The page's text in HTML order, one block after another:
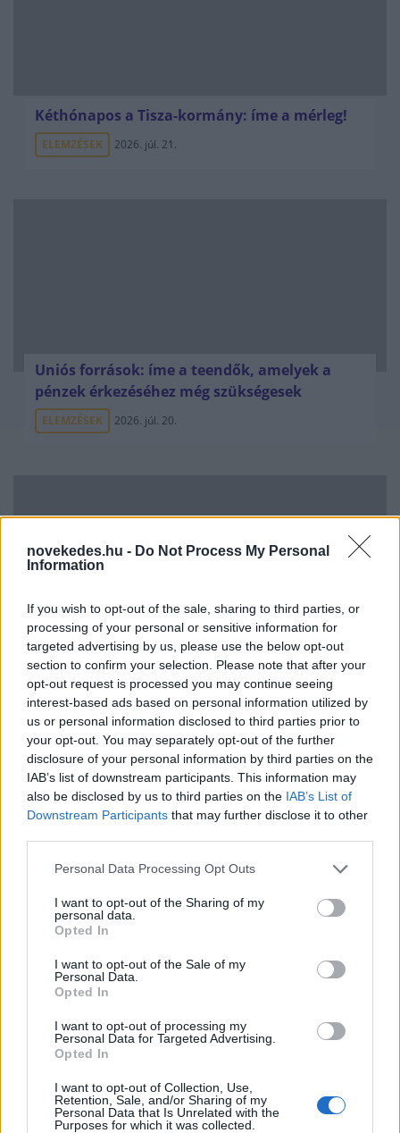
novekedes.hu - Do Not Process My Personal
Information
If you wish to opt-out of the sale, sharing to third parties, or
processing of your personal or sensitive information for
targeted advertising by us, please use the below opt-out
section to confirm your selection. Please note that after your
opt-out request is processed you may continue seeing
interest-based ads based on personal information utilized by
us or personal information disclosed to third parties prior to
your opt-out. You may separately opt-out of the further
disclosure of your personal information by third parties on the
IAB’s list of downstream participants. This information may
also be disclosed by us to third parties on the IAB’s List of
Downstream Participants that may further disclose it to other
Please note that this website/app uses one or more Google
not limited to your visit or usage behaviour. You may click to
grant or deny consent to Google and its third-party tags to
use your data for below specified purposes in below Google
consent section.
Personal Data Processing Opt Outs
I want to opt-out of the Sharing of my
personal data.
Opted In
I want to opt-out of the Sale of my
Personal Data.
Opted In
I want to opt-out of processing my
Personal Data for Targeted Advertising.
Opted In
I want to opt-out of Collection, Use,
Retention, Sale, and/or Sharing of my
Personal Data that Is Unrelated with the
Purposes for which it was collected.
Kéthónapos a Tisza-kormány: íme a mérleg!
ELEMZÉSEK 2026. júl. 21.
Uniós források: íme a teendők, amelyek a
pénzek érkezéséhez még szükségesek
ELEMZÉSEK 2026. júl. 20.
Minden idők legjövedelmezőbbje és
legdrágábbja volt az amerikai foci vb -
gyorsmérleg
HÍREK 2026. júl. 20.
Mi lett Alain Delon vagyonával? Adóhatósági
csavar a sztoriban
HÍREK 2026. júl. 19.